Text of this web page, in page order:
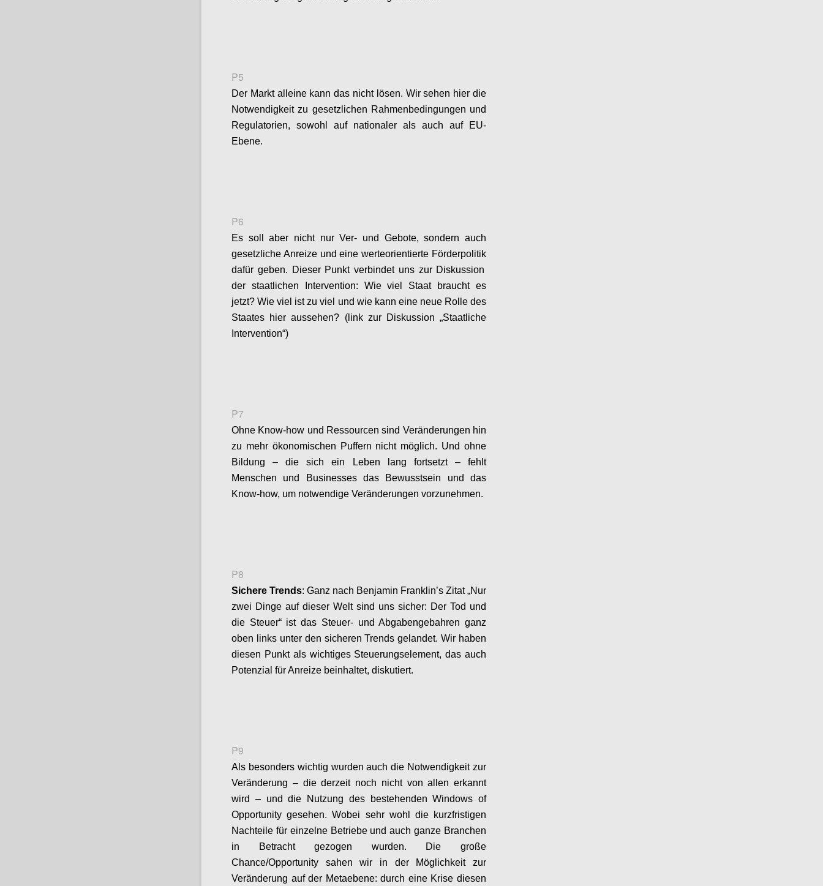
P5
Der Markt alleine kann das nicht lösen. Wir sehen hier die
Notwendigkeit zu gesetzlichen Rahmenbedingungen und
Regulatorien, sowohl aufnationaler als auch auf EU-
Ebene.
P6
Es soll aber nicht nurVer- und Gebote, sondern auch
gesetzliche Anreize undeinewerteorientierte Förderpolitik
dafür geben. Dieser Punkt verbindet uns zur Diskussion
der staatlichen Intervention: Wie viel Staat braucht es
jetzt? Wie viel ist zu viel und wie kann eine neue Rolle des
Staates hier aussehen? (link zur Diskussion „Staatliche
Intervention“)
P7
Ohne Know-how und Ressourcen sind Veränderungen hin
zu mehr ökonomischen Puffern nicht möglich. Und ohne
Bildung – die sich ein Leben lang fortsetzt – fehlt
Menschen und
Businessesdas Bewusstsein und
das
Know-how, um notwendige Veränderungen vorzunehmen.
P8
Sichere Trends: Ganz nach Benjamin Franklin’s Zitat „Nur
zwei Dinge auf dieser Welt sind uns sicher: Der Tod und
die Steuer“ ist das Steuer- undAbgabengebahren ganz
oben
links unter den sicheren Trends gelandet. Wir haben
diesen Punkt als wichtiges Steuerungselement, das auch
Potenzial für Anreize beinhaltet, diskutiert.
P9
Als besonders wichtig wurden auch die Notwendigkeit zur
Veränderung – diederzeit noch nicht von allen erkannt
wird – und die Nutzung des bestehenden Windows of
Opportunity gesehen. Wobei sehr wohl die kurzfristigen
Nachteile für einzelne Betriebe und auch ganze Branchen
in Betracht gezogen wurden. Die große
Chance/Opportunity sahen wir in der Möglichkeit zur
Veränderung aufder Metaebene: durch eine Krise diesen